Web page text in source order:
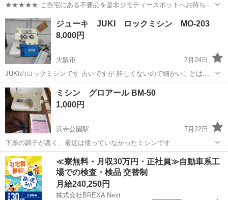
★★★★★ ご自宅にある不要品を是非ジモティースポットへお持ち込
みしませんか？ 家電、趣味・スポーツ・レジャー用品、こども用品、
衣料服飾品、生活雑貨、家具、本、CD・DVDなどが無料でまとめて持
ち込めます！ ※詳細はこ...
大阪 和泉市 生活家電
ジューキ JUKI ロックミシン MO-203
8,000円
大阪市
7月24日
JUKIのロックミシンです 古いですが 詳しくないので細かいことはわ
かりませんが 動きますし縫えます 中古で手に入れましたが 使わず動
作確認だけしただけのものです 現物確認していただいた上で取引をお
願いします 確認してい...
大阪 大阪市 生活家電
ミシン グロアール BM-50
1,000円
浜寺公園駅
7月22日
下糸の調子が悪く、最近は使っていなかったミシンです
大阪 堺市 浜寺公園駅 生活家電
≪寮無料・月収30万円・正社員≫自動車系工
場での検査・検品 交替制
月給240,250円
株式会社BREXA Next